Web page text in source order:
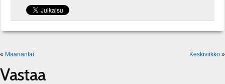
« Maanantai Keskiviikko »
Vastaa